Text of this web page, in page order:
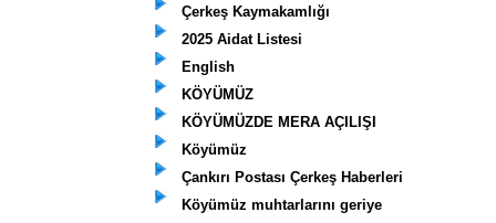
Çerkeş Kaymakamlığı
2025 Aidat Listesi
English
KÖYÜMÜZ
KÖYÜMÜZDE MERA AÇILIŞI
Köyümüz
Çankırı Postası Çerkeş Haberleri
Köyümüz muhtarlarını geriye